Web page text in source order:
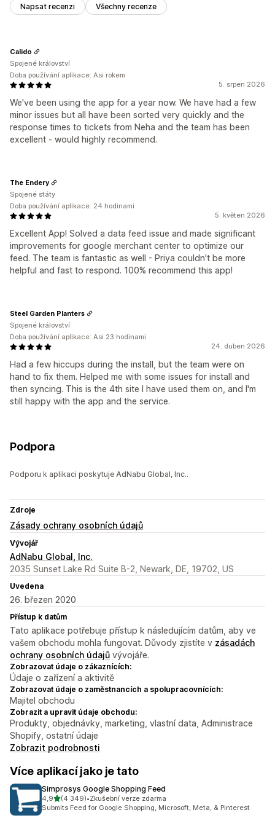
Napsat recenzi Všechny recenze
5. srpen 2026
We've been using the app for a year now. We have had a few
minor issues but all have been sorted very quickly and the
response times to tickets from Neha and the team has been
excellent - would highly recommend.
Calido
Spojené království
Doba používání aplikace: Asi rokem
5. květen 2026
Excellent App! Solved a data feed issue and made significant
improvements for google merchant center to optimize our
feed. The team is fantastic as well - Priya couldn't be more
helpful and fast to respond. 100% recommend this app!
The Endery
Spojené státy
Doba používání aplikace: 24 hodinami
24. duben 2026
Had a few hiccups during the install, but the team were on
hand to fix them. Helped me with some issues for install and
then syncing. This is the 4th site I have used them on, and I'm
still happy with the app and the service.
Steel Garden Planters
Spojené království
Doba používání aplikace: Asi 23 hodinami
Podpora
Podporu k aplikaci poskytuje AdNabu Global, Inc..
Zdroje
Zásady ochrany osobních údajů
Vývojář
AdNabu Global, Inc.
2035 Sunset Lake Rd Suite B-2, Newark, DE, 19702, US
Uvedena
26. březen 2020
Přístup k datům
Tato aplikace potřebuje přístup k následujícím datům, aby ve
vašem obchodu mohla fungovat. Důvody zjistíte v zásadách
ochrany osobních údajů vývojáře.
Zobrazovat údaje o zákaznících:
Údaje o zařízení a aktivitě
Zobrazovat údaje o zaměstnancích a spolupracovnících:
Majitel obchodu
Zobrazit a upravit údaje obchodu:
Produkty, objednávky, marketing, vlastní data, Administrace
Shopify, ostatní údaje
Zobrazit podrobnosti
Více aplikací jako je tato
Simprosys Google Shopping Feed
4,9z 5 hvězd
(4 349)
Celkový počet recenzí: 4349
•Zkušební verze zdarma
Submits Feed for Google Shopping, Microsoft, Meta, & Pinterest